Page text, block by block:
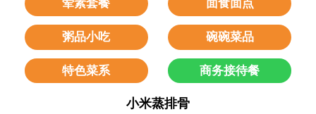
荤素套餐 面食面点
粥品小吃 碗碗菜品
特色菜系 商务接待餐
小米蒸排骨